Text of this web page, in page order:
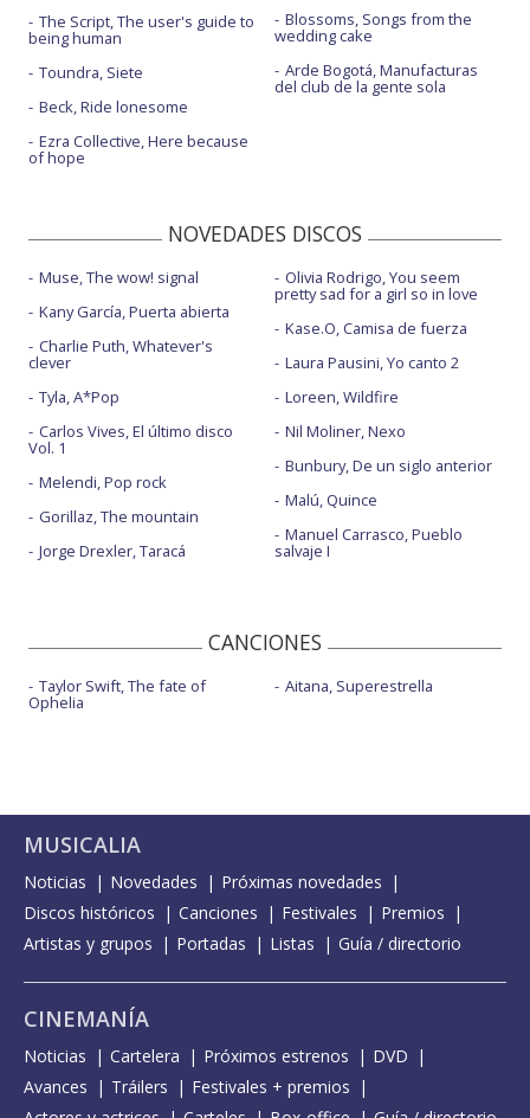
The Script, The user's guide to
being human
Toundra, Siete
Beck, Ride lonesome
Ezra Collective, Here because
of hope
Blossoms, Songs from the
wedding cake
Arde Bogotá, Manufacturas
del club de la gente sola
NOVEDADES DISCOS
Muse, The wow! signal
Kany García, Puerta abierta
Charlie Puth, Whatever's
clever
Tyla, A*Pop
Carlos Vives, El último disco
Vol. 1
Melendi, Pop rock
Gorillaz, The mountain
Jorge Drexler, Taracá
Olivia Rodrigo, You seem
pretty sad for a girl so in love
Kase.O, Camisa de fuerza
Laura Pausini, Yo canto 2
Loreen, Wildfire
Nil Moliner, Nexo
Bunbury, De un siglo anterior
Malú, Quince
Manuel Carrasco, Pueblo
salvaje I
CANCIONES
Taylor Swift, The fate of
Ophelia
Aitana, Superestrella
MUSICALIA
Noticias Novedades
Próximas novedades
Discos históricos
Canciones Festivales
Premios
Artistas y grupos
Portadas Listas Guía / directorio
CINEMANÍA
Noticias Cartelera Próximos estrenos
DVD
Avances
Tráilers
Festivales + premios